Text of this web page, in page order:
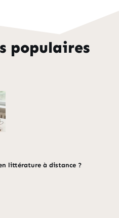
populaires
littérature à distance ?